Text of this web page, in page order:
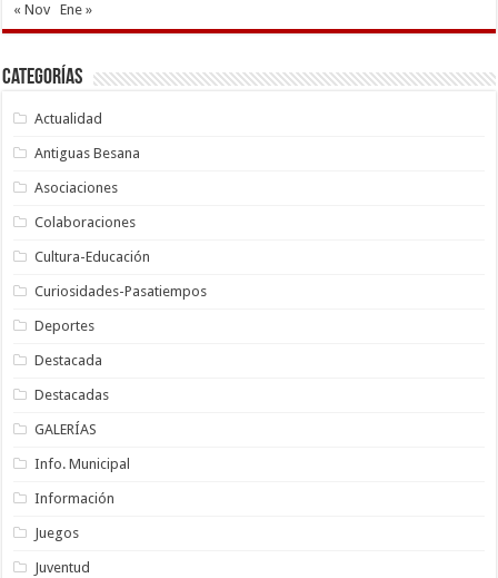
« Nov
Ene »
Categorías
Actualidad
Antiguas Besana
Asociaciones
Colaboraciones
Cultura-Educación
Curiosidades-Pasatiempos
Deportes
Destacada
Destacadas
GALERÍAS
Info. Municipal
Información
Juegos
Juventud